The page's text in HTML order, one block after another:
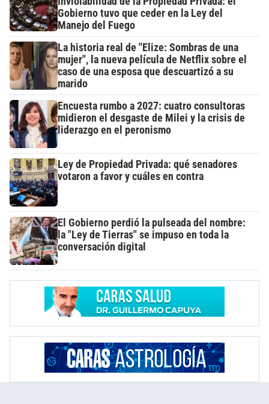
Gobierno tuvo que ceder en la Ley del
Manejo del Fuego
La historia real de "Elize: Sombras de una
mujer", la nueva película de Netflix sobre el
caso de una esposa que descuartizó a su
marido
Encuesta rumbo a 2027: cuatro consultoras
midieron el desgaste de Milei y la crisis de
liderazgo en el peronismo
Ley de Propiedad Privada: qué senadores
votaron a favor y cuáles en contra
El Gobierno perdió la pulseada del nombre:
la "Ley de Tierras" se impuso en toda la
conversación digital